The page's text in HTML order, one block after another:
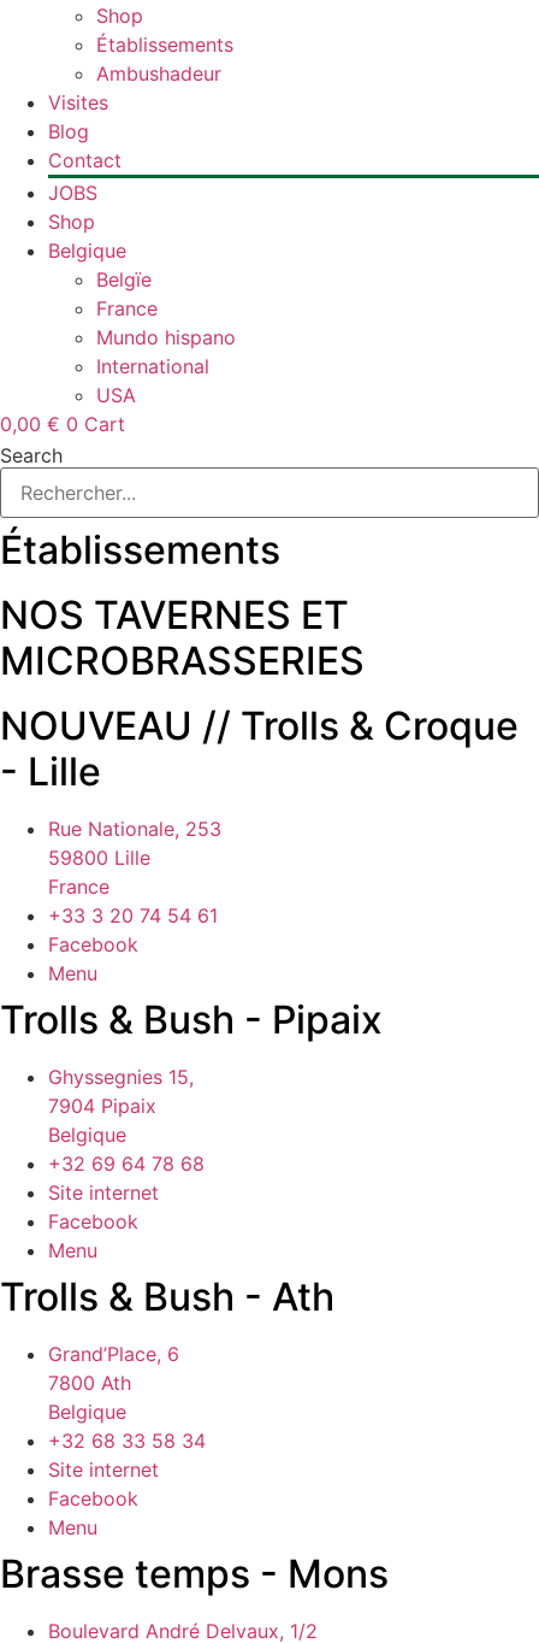
Shop
Établissements
Ambushadeur
Visites
Blog
Contact
JOBS
Shop
Belgique
Belgïe
France
Mundo hispano
International
USA
0,00 € 0 Cart
Search
Établissements
NOS TAVERNES ET
MICROBRASSERIES
NOUVEAU // Trolls & Croque
- Lille
Rue Nationale, 253
59800 Lille
France
+33 3 20 74 54 61
Facebook
Menu
Trolls & Bush - Pipaix
Ghyssegnies 15,
7904 Pipaix
Belgique
+32 69 64 78 68
Site internet
Facebook
Menu
Trolls & Bush - Ath
Grand’Place, 6
7800 Ath
Belgique
+32 68 33 58 34
Site internet
Facebook
Menu
Brasse temps - Mons
Boulevard André Delvaux, 1/2